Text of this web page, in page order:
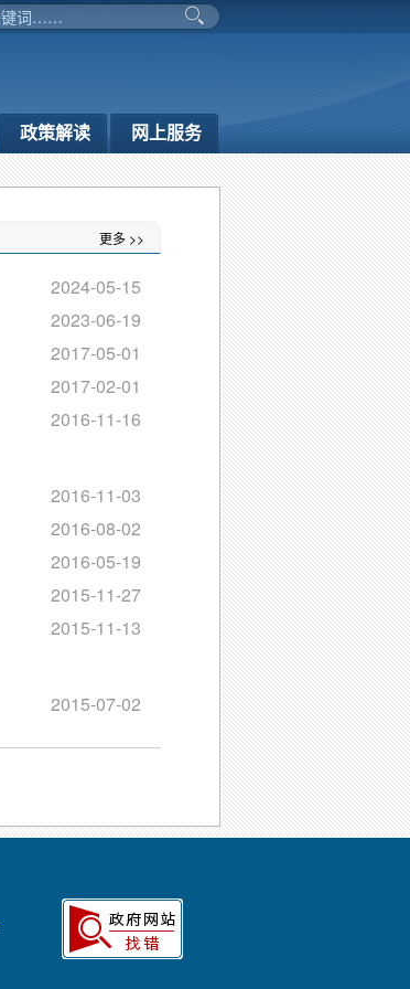
政策解读 网上服务
更多 >>
2024-05-15
2023-06-19
2017-05-01
2017-02-01
2016-11-16
2016-11-03
2016-08-02
2016-05-19
2015-11-27
2015-11-13
2015-07-02